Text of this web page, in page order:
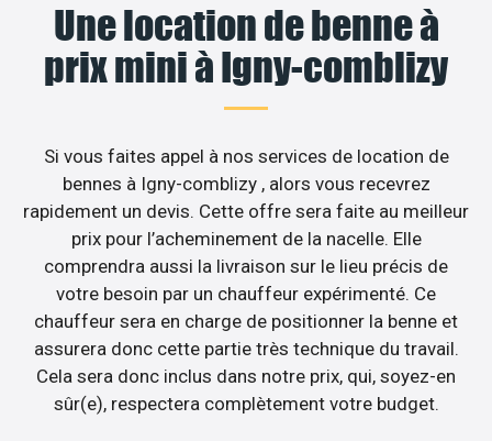
Une location de benne à
prix mini à Igny-comblizy
Si vous faites appel à nos services de location de
bennes à Igny-comblizy , alors vous recevrez
rapidement un devis. Cette offre sera faite au meilleur
prix pour l’acheminement de la nacelle. Elle
comprendra aussi la livraison sur le lieu précis de
votre besoin par un chauffeur expérimenté. Ce
chauffeur sera en charge de positionner la benne et
assurera donc cette partie très technique du travail.
Cela sera donc inclus dans notre prix, qui, soyez-en
sûr(e), respectera complètement votre budget.